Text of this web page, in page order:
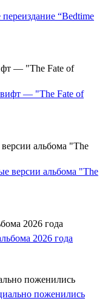
— "The Fate of
альбома "The
2026 года
поженились